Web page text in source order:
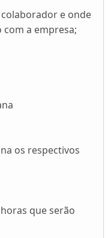
e onde
a empresa;
os respectivos
que serão